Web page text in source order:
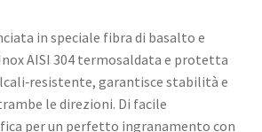
in speciale fibra di basalto e
AISI 304 termosaldata e protetta
garantisce stabilità e
le direzioni. Di facile
per un perfetto ingranamento con